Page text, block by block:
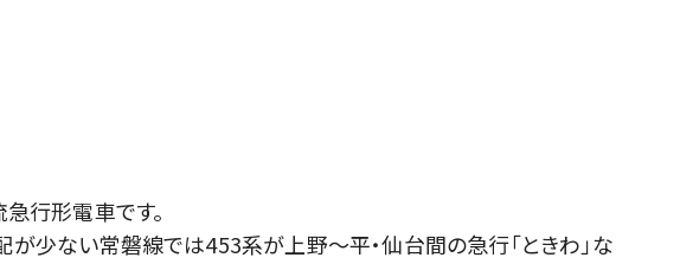
行形電車です。
少ない常磐線では453系が上野～平・仙台間の急行「ときわ」な